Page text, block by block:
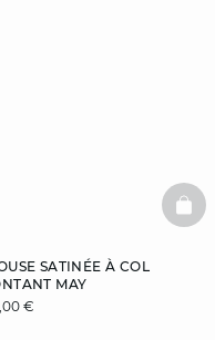
SATINÉE À COL
MAY
€